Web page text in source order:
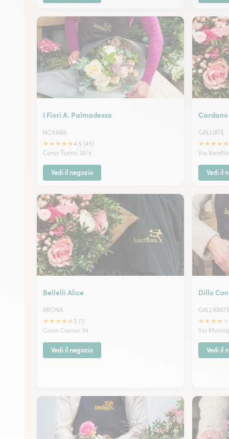
I Fiori A. Palmadessa
NOVARA
★★★★★4.5 (45)
Corso Torino 32/c
Vedi il negozio
GALLIATE
★★★★★
Via
Vedi il
Bellelli Alice
ARONA
★★★★★ 5 (1)
Corso Cavour 34
Vedi il negozio
Dillo
★★★★
Via
Vedi il